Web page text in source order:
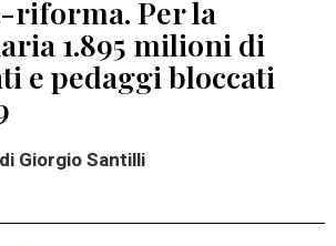
riforma. Per la
1.895 milioni di
e pedaggi bloccati
di Giorgio Santilli